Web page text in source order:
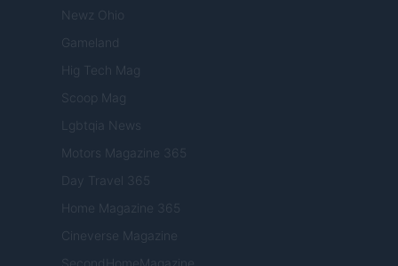
Newz Ohio
Gameland
Hig Tech Mag
Scoop Mag
Lgbtqia News
Motors Magazine 365
Day Travel 365
Home Magazine 365
Cineverse Magazine